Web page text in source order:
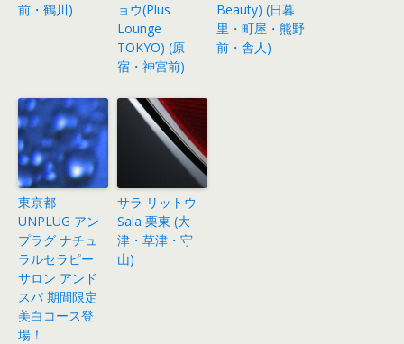
前・鶴川)
ョウ(Plus
Lounge
TOKYO) (原
宿・神宮前)
Beauty) (日暮
里・町屋・熊野
前・舎人)
東京都
UNPLUG アン
プラグ ナチュ
ラルセラピー
サロン アンド
スパ 期間限定
美白コース登
場！
サラ リットウ
Sala 栗東 (大
津・草津・守
山)